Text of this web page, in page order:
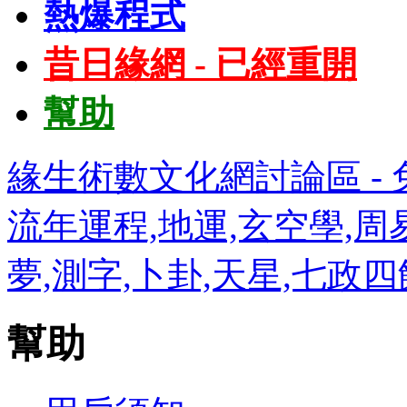
熱爆程式
昔日緣網 - 已經重開
幫助
緣生術數文化網討論區 -
流年運程,地運,玄空學,周
夢,測字,卜卦,天星,七政
幫助